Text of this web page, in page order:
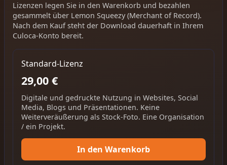
Lizenzen legen Sie in den Warenkorb und bezahlen
gesammelt über Lemon Squeezy (Merchant of Record).
Nach dem Kauf steht der Download dauerhaft in Ihrem
Culoca-Konto bereit.
Standard-Lizenz
29,00 €
Digitale und gedruckte Nutzung in Websites, Social
Media, Blogs und Präsentationen. Keine
Weiterveräußerung als Stock-Foto. Eine Organisation
/ ein Projekt.
In den Warenkorb